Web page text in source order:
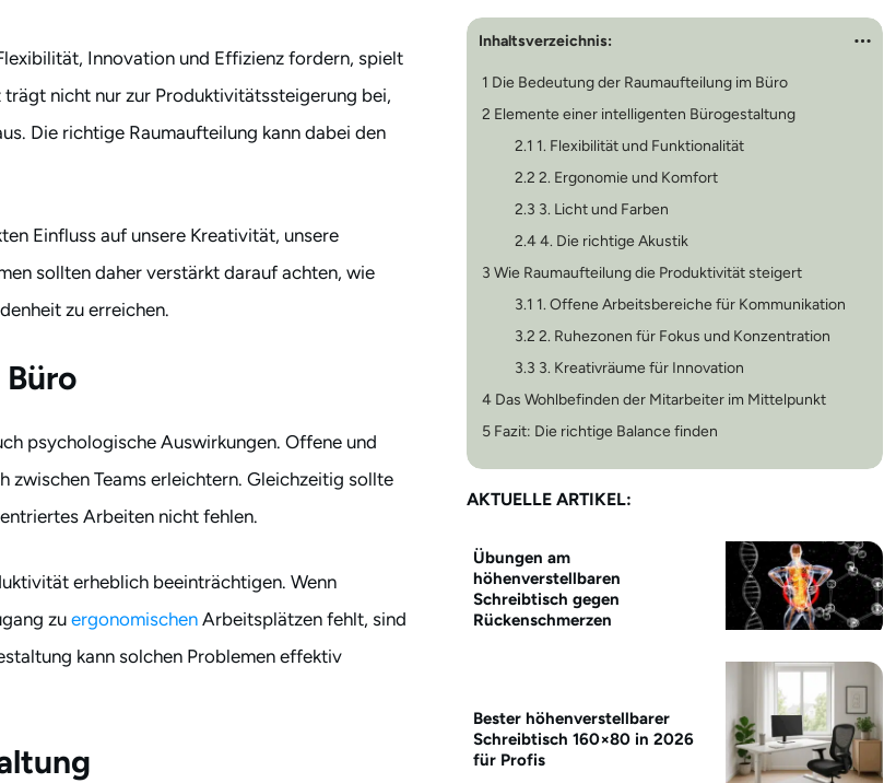
Innovation und Effizienz fordern, spielt
nicht nur zur Produktivitätssteigerung bei,
Die richtige Raumaufteilung kann dabei den
Einfluss auf unsere Kreativität, unsere
sollten daher verstärkt darauf achten, wie
zu erreichen.
psychologische Auswirkungen. Offene und
zwischen Teams erleichtern. Gleichzeitig sollte
Arbeiten nicht fehlen.
erheblich beeinträchtigen. Wenn
zu ergonomischen Arbeitsplätzen fehlt, sind
kann solchen Problemen effektiv
Inhaltsverzeichnis:
1 Die Bedeutung der Raumaufteilung im Büro
2 Elemente einer intelligenten Bürogestaltung
2.1 1. Flexibilität und Funktionalität
2.2 2. Ergonomie und Komfort
2.3 3. Licht und Farben
2.44. Die richtige Akustik
3 Wie Raumaufteilung die Produktivität steigert
3.1 1. Offene Arbeitsbereiche für Kommunikation
3.2 2. Ruhezonen für Fokus und Konzentration
3.3 3. Kreativräume für Innovation
4 Das Wohlbefinden der Mitarbeiter im Mittelpunkt
5 Fazit: Die richtige Balance finden
AKTUELLE ARTIKEL:
Übungen am
höhenverstellbaren
Schreibtisch gegen
Rückenschmerzen
Bester höhenverstellbarer
Schreibtisch 160×80 in 2026
für Profis